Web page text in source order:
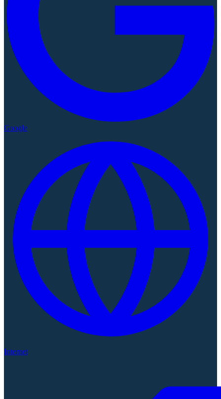
Google
Internet